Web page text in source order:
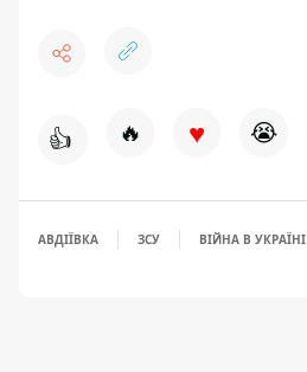
👍 🔥 ♥ 😭
АВДІЇВКА ЗСУ ВІЙНА В УКРАЇНІ